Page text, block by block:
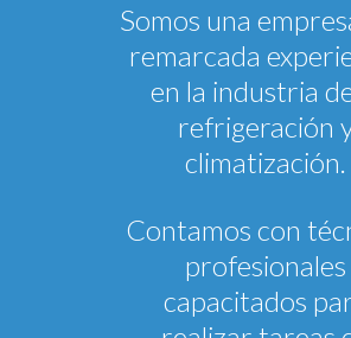
Somos una
remarcada
en la industria
refrigeración
climatización.
Contamos con
profesionales
capacitados